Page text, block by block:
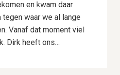
en kwam daar
waar we al lange
Vanaf dat moment viel